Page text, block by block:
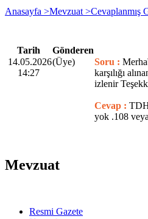
Anasayfa >Mevzuat >Cevaplanmış
Tarih
Gönderen
14.05.2026
14:27
(Üye) Soru :
karşılığı
izlenir
Cevap :
yok .108
Mevzuat
Resmi Gazete